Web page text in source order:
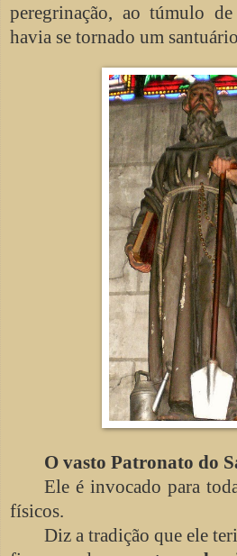
peregrinação, ao túmulo
havia se tornado um
O vasto Patronato do
Ele é invocado para
físicos.
Diz a tradição que ele